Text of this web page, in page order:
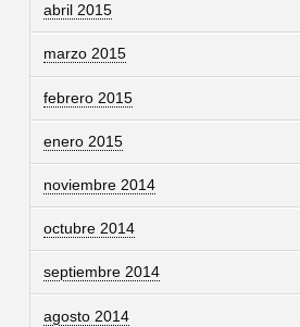
abril 2015
marzo 2015
febrero 2015
enero 2015
noviembre 2014
octubre 2014
septiembre 2014
agosto 2014